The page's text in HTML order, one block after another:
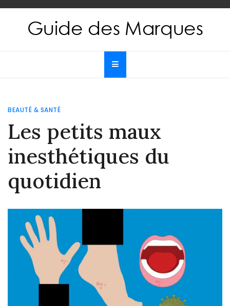
Skip
content
Guide des Marques
BEAUTÉ & SANTÉ
Les petits maux
inesthétiques du
quotidien